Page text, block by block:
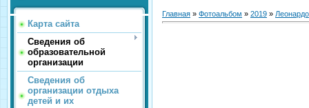
Карта сайта
Сведения об
образовательной
организации
Сведения об
организации отдыха
детей и их
Главная » Фотоальбом » 2019 » Леонардо